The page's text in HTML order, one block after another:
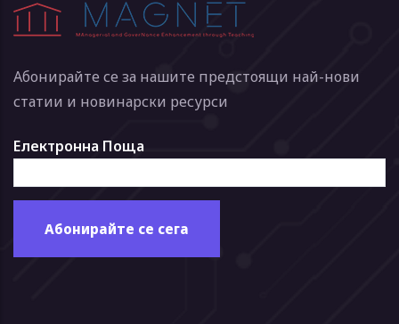
Абонирайте се за нашите предстоящи най-нови
статии и новинарски ресурси
Електронна Поща